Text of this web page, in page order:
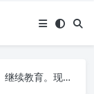
代刷代考项目3000+
代刷代考项目3000+